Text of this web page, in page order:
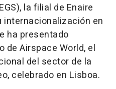
la filial de Enaire
internacionalización en
ha presentado
de Airspace World, el
del sector de la
celebrado en Lisboa.